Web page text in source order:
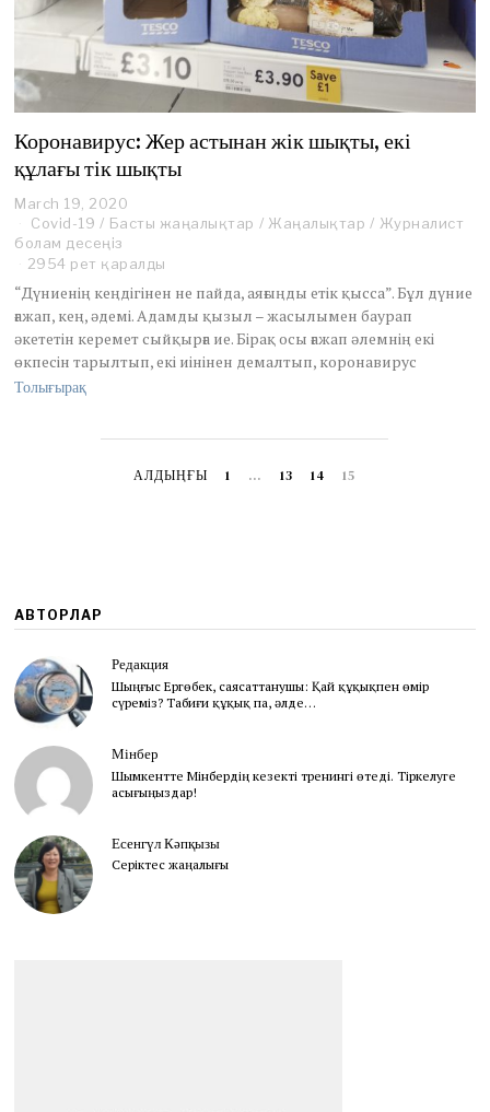
Коронавирус: Жер астынан жік шықты, екі
құлағы тік шықты
March 19, 2020
u
e
,
2
0
2
Covid-19 / Басты жаңалықтар / Жаңалықтар / Журналист
болам десеңіз
2954 рет қаралды
“Дүниенің кеңдігінен не пайда, аяғыңды етік қысса”. Бұл дүние
ғажап, кең, әдемі. Адамды қызыл – жасылымен баурап
әкететін керемет сыйқырға ие. Бірақ осы ғажап әлемнің екі
өкпесін тарылтып, екі иінінен демалтып, коронавирус
Толығырақ
АЛДЫҢҒЫ 1 … 13 14 15
АВТОРЛАР
Редакция
Шыңғыс Ергөбек, cаясаттанушы: Қай құқықпен өмір
сүреміз? Табиғи құқық па, әлде…
Мінбер
Шымкентте Мінбердің кезекті тренингі өтеді. Тіркелуге
асығыңыздар!
Есенгүл Кәпқызы
Серіктес жаңалығы